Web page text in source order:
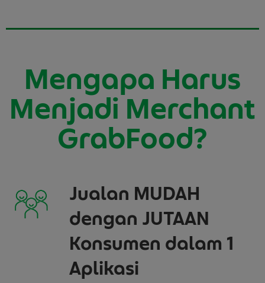
Mengapa Harus
Menjadi Merchant
GrabFood?
Jualan MUDAH
dengan JUTAAN
Konsumen dalam 1
Aplikasi